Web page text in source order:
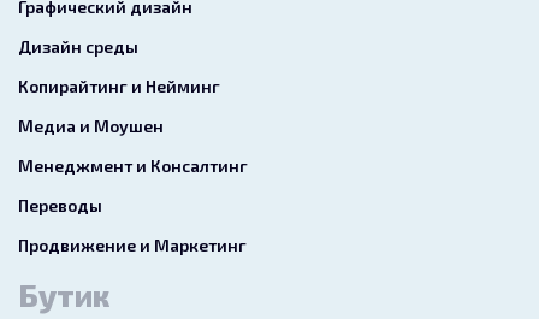
Графический дизайн
Дизайн среды
Копирайтинг и Нейминг
Медиа и Моушен
Менеджмент и Консалтинг
Переводы
Продвижение и Маркетинг
Бутик